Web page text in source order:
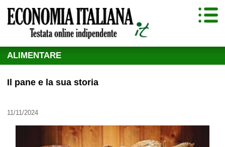
ALIMENTARE
Il pane e la sua storia
11/11/2024